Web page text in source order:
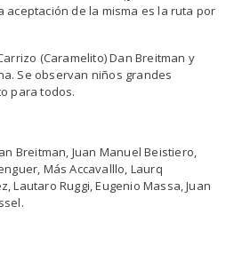
aceptación de la misma es la ruta por
(Caramelito) Dan Breitman y
Se observan niños grandes
para todos.
Breitman, Juan Manuel Beistiero,
Más Accavalllo, Laurq
Lautaro Ruggi, Eugenio Massa, Juan